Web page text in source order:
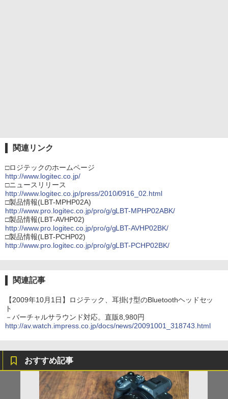
関連リンク
□ロジテックのホームページ
http://www.logitec.co.jp/
□ニュースリリース
http://www.logitec.co.jp/press/2010/0916_02.html
□製品情報(LBT-MPHP02A)
http://www.pro.logitec.co.jp/pro/g/gLBT-MPHP02ABK/
□製品情報(LBT-AVHP02)
http://www.pro.logitec.co.jp/pro/g/gLBT-AVHP02BK/
□製品情報(LBT-PCHP02)
http://www.pro.logitec.co.jp/pro/g/gLBT-PCHP02BK/
関連記事
【2009年10月1日】ロジテック、耳掛け型のBluetoothヘッドセッ
ト
－バーチャルサラウンド対応。直販8,980円
http://av.watch.impress.co.jp/docs/news/20091001_318743.html
おすすめ記事